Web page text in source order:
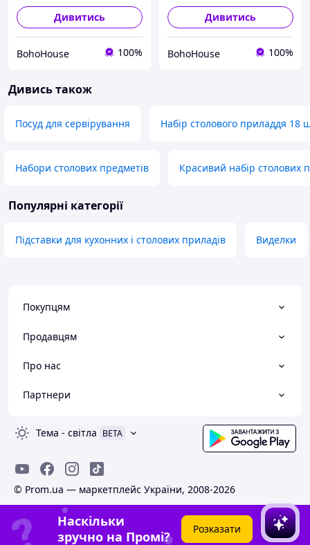
Дивитись
BohoHouse 100%
Дивитись
BohoHouse 100%
Дивись також
Посуд для сервірування Набір столового приладдя 18
Набори столових предметів Красивий набір столових
Популярні категорії
Підставки для кухонних і столових приладів Виделки
Покупцям
Продавцям
Про нас
Партнери
Тема - світла BETA
© Prom.ua — маркетплейс України, 2008-2026
Наскільки
зручно на Промі?
Розказати